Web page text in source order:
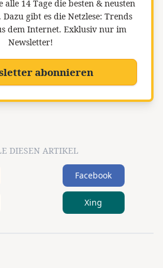
alle 14 Tage die besten & neusten
gibt es die Netzlese: Trends
dem Internet. Exklusiv nur im
Newsletter!
abonnieren
DIESEN ARTIKEL
Facebook
Xing